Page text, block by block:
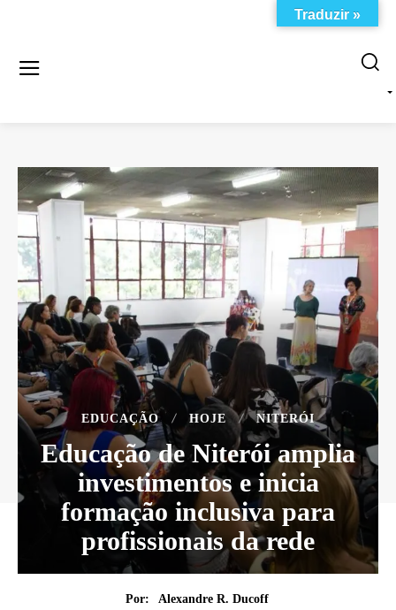
EDUCAÇÃO HOJE NITERÓI
Educação de Niterói amplia
investimentos e inicia
formação inclusiva para
profissionais da rede
Por:
Alexandre R. Ducoff
Traduzir »